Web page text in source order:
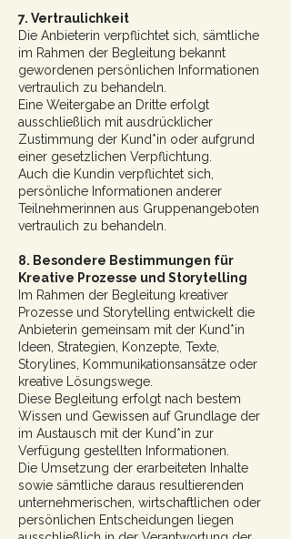
7. Vertraulichkeit
Die Anbieterin verpflichtet sich, sämtliche
im Rahmen der Begleitung bekannt
gewordenen persönlichen Informationen
vertraulich zu behandeln.
Eine Weitergabe an Dritte erfolgt
ausschließlich mit ausdrücklicher
Zustimmung der Kund*in oder aufgrund
einer gesetzlichen Verpflichtung.
Auch die Kundin verpflichtet sich,
persönliche Informationen anderer
Teilnehmerinnen aus Gruppenangeboten
vertraulich zu behandeln.
8. Besondere Bestimmungen für
Kreative Prozesse und Storytelling
Im Rahmen der Begleitung kreativer
Prozesse und Storytelling entwickelt die
Anbieterin gemeinsam mit der Kund*in
Ideen, Strategien, Konzepte, Texte,
Storylines, Kommunikationsansätze oder
kreative Lösungswege.
Diese Begleitung erfolgt nach bestem
Wissen und Gewissen auf Grundlage der
im Austausch mit der Kund*in zur
Verfügung gestellten Informationen.
Die Umsetzung der erarbeiteten Inhalte
sowie sämtliche daraus resultierenden
unternehmerischen, wirtschaftlichen oder
persönlichen Entscheidungen liegen